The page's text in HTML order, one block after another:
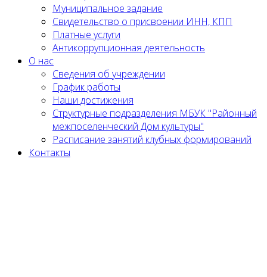
Муниципальное задание
Cвидетельство о присвоении ИНН, КПП
Платные услуги
Антикоррупционная деятельность
О нас
Сведения об учреждении
График работы
Наши достижения
Структурные подразделения МБУК "Районный
межпоселенческий Дом культуры"
Расписание занятий клубных формирований
Контакты